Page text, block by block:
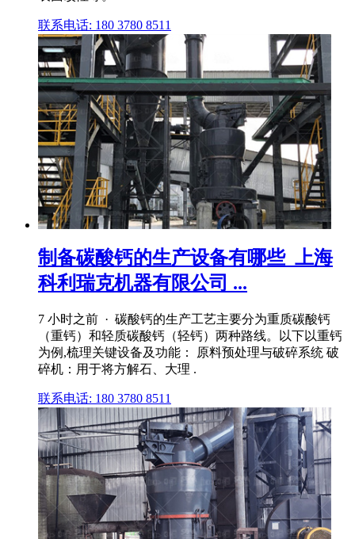
联系电话: 180 3780 8511
制备碳酸钙的生产设备有哪些_上海
科利瑞克机器有限公司 ...
7 小时之前 · 碳酸钙的生产工艺主要分为重质碳酸钙
（重钙）和轻质碳酸钙（轻钙）两种路线。以下以重钙
为例,梳理关键设备及功能： 原料预处理与破碎系统 破
碎机：用于将方解石、大理 .
联系电话: 180 3780 8511